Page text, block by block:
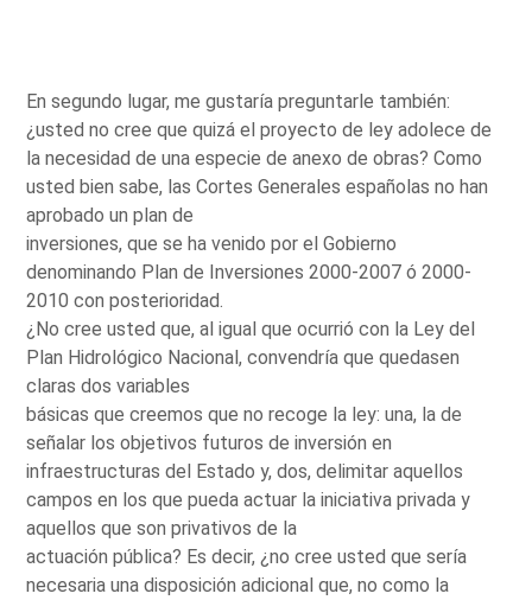
En segundo lugar, me gustaría preguntarle también:
¿usted no cree que quizá el proyecto de ley adolece de
la necesidad de una especie de anexo de obras? Como
usted bien sabe, las Cortes Generales españolas no han
aprobado un plan de
inversiones, que se ha venido por el Gobierno
denominando Plan de Inversiones 2000-2007 ó 2000-
2010 con posterioridad.
¿No cree usted que, al igual que ocurrió con la Ley del
Plan Hidrológico Nacional, convendría que quedasen
claras dos variables
básicas que creemos que no recoge la ley: una, la de
señalar los objetivos futuros de inversión en
infraestructuras del Estado y, dos, delimitar aquellos
campos en los que pueda actuar la iniciativa privada y
aquellos que son privativos de la
actuación pública? Es decir, ¿no cree usted que sería
necesaria una disposición adicional que, no como la